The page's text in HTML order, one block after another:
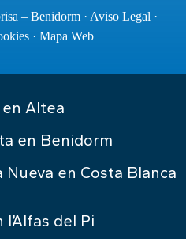
– Benidorm · Aviso Legal ·
· Mapa Web
en Altea
en Benidorm
en Costa Blanca
del Pi